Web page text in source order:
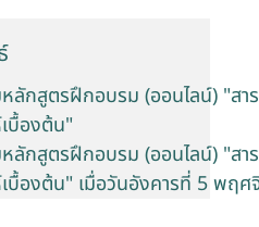
ลักสูตรฝึกอบรม (ออนไลน์) "สา
เบื้องต้น"
ลักสูตรฝึกอบรม (ออนไลน์) "สา
เบื้องต้น" เมื่อวันอังคารที่ 5 พฤ